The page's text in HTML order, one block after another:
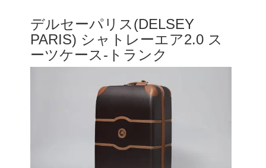
デルセーパリス(DELSEY
PARIS) シャトレーエア2.0 ス
ーツケース-トランク